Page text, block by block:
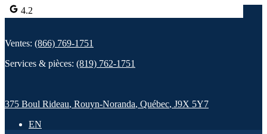
4.2
Ventes: (866) 769-1751
Services & pièces: (819) 762-1751
375 Boul Rideau, Rouyn-Noranda, Québec, J9X 5Y7
EN